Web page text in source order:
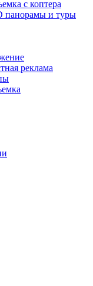
с коптера
панорамы и туры
реклама